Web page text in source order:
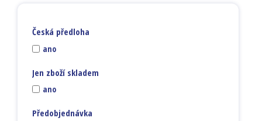
Česká předloha
ano
Jen zboží skladem
ano
Předobjednávka